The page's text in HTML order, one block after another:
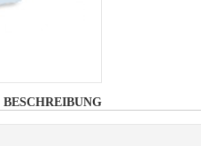
BESCHREIBUNG